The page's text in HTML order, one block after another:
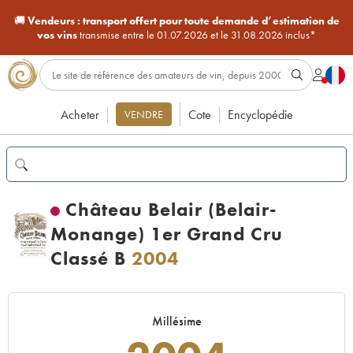
🚚Vendeurs : transport offert pour toute demande d’estimation de
vos vinstransmise entre le 01.07.2026 et le 31.08.2026 inclus*
Acheter VENDRE Cote Encyclopédie
Château Belair (Belair-
Monange) 1er Grand Cru
Classé B 2004
Millésime